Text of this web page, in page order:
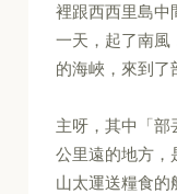
裡跟西西里島中
一天，起了南風
的海峽，來到了
主呀，其中「部
公里遠的地方，
山太運送糧食